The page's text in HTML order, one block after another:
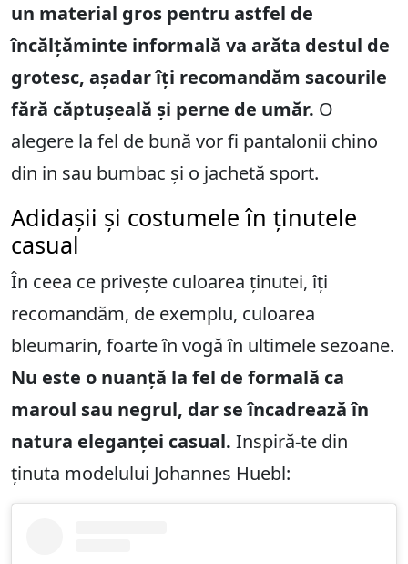
un material gros pentru astfel de
încălțăminte informală va arăta destul de
grotesc, așadar îți recomandăm sacourile
fără căptușeală și perne de umăr. O
alegere la fel de bună vor fi pantalonii chino
din in sau bumbac și o jachetă sport.
Adidașii și costumele în ținutele
casual
În ceea ce privește culoarea ținutei, îți
recomandăm, de exemplu, culoarea
bleumarin, foarte în vogă în ultimele sezoane.
Nu este o nuanță la fel de formală ca
maroul sau negrul, dar se încadrează în
natura eleganței casual. Inspiră-te din
ținuta modelului Johannes Huebl: